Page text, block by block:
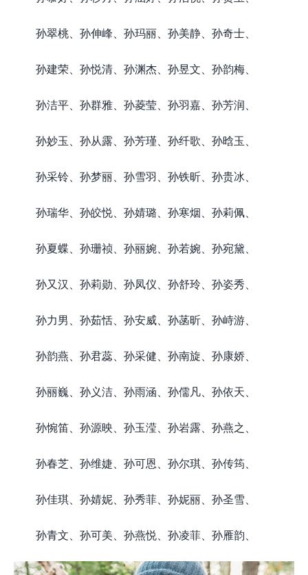
孙翠桃、孙伸峰、孙玛丽、孙美静、孙奇士、
孙建荣、孙悦清、孙渊杰、孙昱文、孙韵梅、
孙洁平、孙群雅、孙菱莹、孙羽嘉、孙芳润、
孙妙玉、孙从露、孙芳瑾、孙纤歌、孙晗玉、
孙采铃、孙梦丽、孙雪羽、孙铁昕、孙贵冰、
孙瑞华、孙皎悦、孙婧璐、孙寒烟、孙莉佩、
孙夏蝶、孙珊祯、孙丽婉、孙若婉、孙宛黛、
孙又汉、孙莉勋、孙凤仪、孙舒玲、孙姿秀、
孙力男、孙茹恬、孙安威、孙菡昕、孙峙游、
孙韵燕、孙君蕊、孙采健、孙南旋、孙康娇、
孙丽巍、孙义洁、孙雨涵、孙儒凡、孙依天、
孙惋笛、孙源映、孙玉滢、孙岩露、孙燕之、
孙春芝、孙维婕、孙可恩、孙尔琪、孙传筠、
孙佳琪、孙婧妮、孙秀菲、孙妮丽、孙圣雪、
孙青文、孙可美、孙燕悦、孙凌菲、孙雁韵、